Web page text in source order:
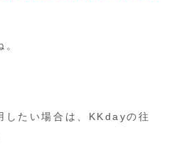
したい場合は、KKdayの往